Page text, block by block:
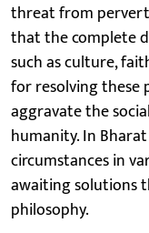
threat from
that the complete
such as culture,
for resolving these
aggravate the
humanity. In
circumstances in
awaiting solutions
philosophy.